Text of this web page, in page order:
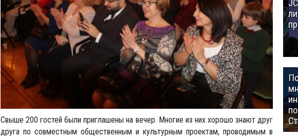
Свыше 200 гостей были приглашены на вечер. Многие из них хорошо знают друг
друга по совместным общественным и культурным проектам, проводимым в